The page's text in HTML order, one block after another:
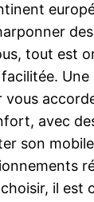
tout est
avec
son
il